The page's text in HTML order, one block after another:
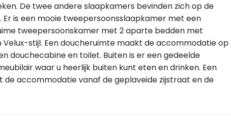
De twee andere slaapkamers bevinden zich op de
Er is een mooie tweepersoonsslaapkamer met een
tweepersoonskamer met 2 aparte bedden met
stijl. Een doucheruimte maakt de accommodatie op
douchecabine en toilet. Buiten is er een gedeelde
waar u heerlijk buiten kunt eten en drinken. Een
accommodatie vanaf de geplaveide zijstraat en de